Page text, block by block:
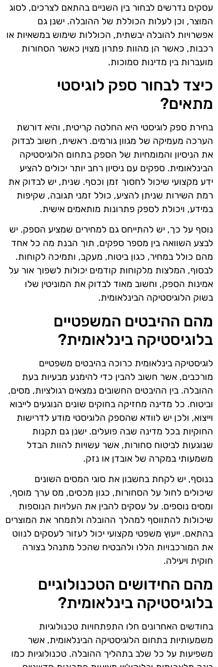
עסקים נדרשים לבחור בין השניים בהתאם לצרכים, לסוג
המוצר, וכן לעלות הכוללת של ההובלה. ישנן גם
אפשרויות להובלה יבשתית, הכוללות שימוש במשאיות או
רכבות, כאשר הן מהוות פתרון מצוין כאשר הסחורות
מועברות בין מדינות סמוכות.
כיצד לבחור ספק לוגיסטי
מתאים?
בחירת ספק לוגיסטי היא החלטה קריטית, והיא דורשת
הערכה מעמיקה של מגוון גורמים. ראשית, חשוב לבדוק
את הניסיון והמומחיות של הספק בתחום הלוגיסטיקה
הבינלאומית. ספקים עם ניסיון רחב יותר יכולים להציע
ידע מקצועי שיכול לחסוך זמן וכסף. שנית, יש לבדוק את
רמת השירות שניתן להציע, כולל זמני תגובה, שקיפות
במידע, ויכולת לספק פתרונות מותאמים אישית.
נוסף על כך, יש להתייחס גם למחירים שמציע הספק. יש
לבצע השוואה בין מספר ספקים, תוך הבנת מה כל אחד
מהם כולל במחיר, כגון ביטוח, מעקב, ותמיכה לקוחות.
לבסוף, המלצות מלקוחות קודמים יכולות לשפוך אור על
אמינות הספק, וחשוב מאוד לבדוק את המוניטין שלו
בשוק הלוגיסטיקה הבינלאומית.
מהם ההיבטים המשפטיים
בלוגיסטיקה בינלאומית?
לוגיסטיקה בינלאומית כרוכה בהיבטים משפטיים
מורכבים, אשר חשוב להבין כדי להימנע מבעיות בעת
ההובלה. בין ההיבטים החשובים נמצאים רגולציות, מסים,
וביטוח. כל מדינה מחזיקה בחוקים שונים הנוגעים לייבוא
וייצוא, ולכן יש לוודא שהספק הלוגיסטי מודע לדרישות
החוקיות בכל מדינה שבה פועלים. ישנן גם תקנות
שנוגעות לביטוח סחורות, אשר עשויות להוות הבדל
משמעותי במקרה של אובדן או נזק.
בנוסף, יש לקחת בחשבון את סוגי המסים השונים
שיכולים לחול על הסחורות, כגון מכסים, מס ערך מוסף,
ומסים נוספים. על עסקים להבין את העלויות הנוספות
שיכולות להתווסף למהלך ההובלה ולתמחר את המוצרים
בהתאם. ייעוץ משפטי מקצועי יכול לעזור לעסקים לנווט
את המורכבויות הללו ולהבטיח שהכל מתנהל בצורה
חוקית ויעילה.
מהם החידושים הטכנולוגיים
בלוגיסטיקה בינלאומית?
בחודשים האחרונים חלו התפתחויות טכנולוגיות
משמעותיות בתחום הלוגיסטיקה הבינלאומית, אשר
משפיעות על כל שלב בתהליך ההובלה. טכנולוגיות כמו